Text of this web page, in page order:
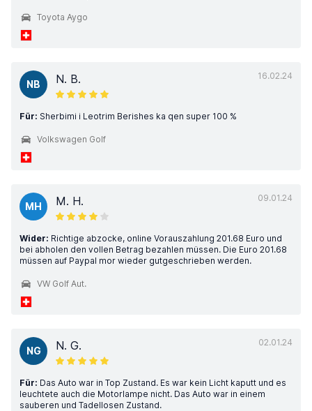
Toyota Aygo
16.02.24
NB N. B.
Für: Sherbimi i Leotrim Berishes ka qen super 100 %
Volkswagen Golf
09.01.24
MH M. H.
Wider: Richtige abzocke, online Vorauszahlung 201.68 Euro und
bei abholen den vollen Betrag bezahlen müssen. Die Euro 201.68
müssen auf Paypal mor wieder gutgeschrieben werden.
VW Golf Aut.
02.01.24
NG N. G.
Für: Das Auto war in Top Zustand. Es war kein Licht kaputt und es
leuchtete auch die Motorlampe nicht. Das Auto war in einem
sauberen und Tadellosen Zustand.